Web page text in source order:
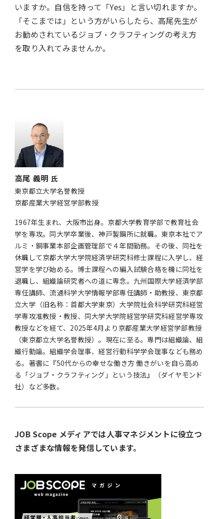
いますか。自信を持って「Yes」と言い切れますか。
「そこまでは」という方がいらしたら、高尾先生が
お勧めされているジョブ・クラフティングの考え方
を取り入れてみませんか。
高尾 義明 氏
東京都立大学名誉教授
京都産業大学経営学部教授
1967年生まれ、大阪市出身。京都大学教育学部で教育社会
学を専攻。同大学卒業後、神戸製鋼所に就職。東京本社でア
ルミ・銅事業本部企画管理部で４年間勤務。その後、同社を
休職して京都大学大学院経済学研究科修士課程に入学し、経
営学を学び始める。博士課程への編入試験合格を機に同社を
退職し、組織論研究者への道に専念。九州国際大学経済学部
専任講師、流通科学大学情報学部専任講師・助教授、東京都
立大学（旧名称：首都大学東京）大学院社会科学研究科経営
学専攻准教授・教授、同大学大学院経営学研究科経営学専攻
教授などを経て、2025年4月より京都産業大学経営学部教授
（東京都立大学名誉教授）。現在に至る。専門は組織論、組
織行動論。組織学会理事、経営行動科学学会理事なども務め
る。著書に『50代からの幸せな働き方 働きがいを自ら高め
る「ジョブ・クラフティング」という技法』（ダイヤモンド
社）など多数。
JOB Scope メディアでは人事マネジメントに役立つ
さまざまな情報を発信しています。